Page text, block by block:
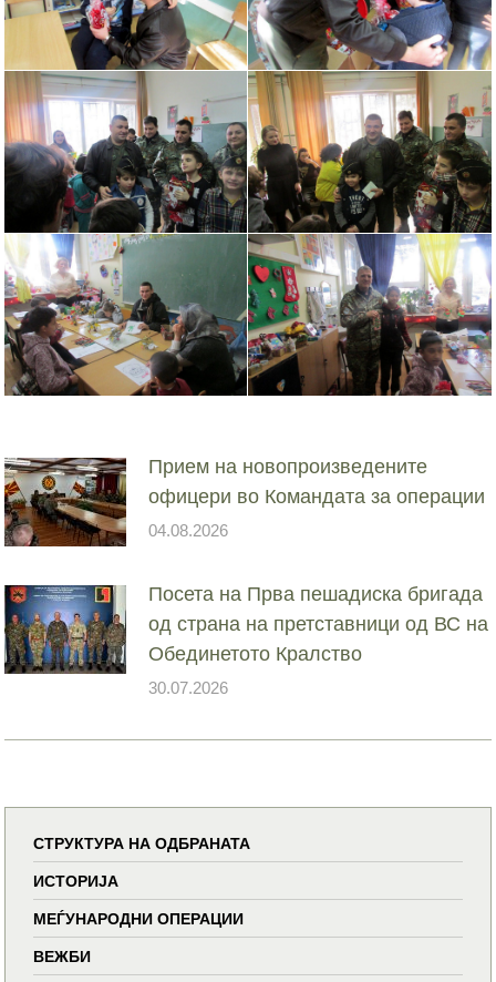
Прием на новопроизведените
офицери во Командата за операции
04.08.2026
Посета на Прва пешадиска бригада
од страна на претставници од ВС на
Обединетото Кралство
30.07.2026
СТРУКТУРА НА ОДБРАНАТА
ИСТОРИЈА
МЕЃУНАРОДНИ ОПЕРАЦИИ
ВЕЖБИ